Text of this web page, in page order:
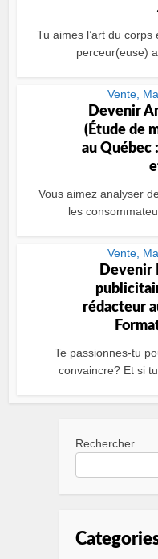
Tu aimes l’art du
perceur(euse)
Vente,
Devenir
(Étude de
au Québec
Vous aimez analyser
les
Vente,
Devenir
rédacteur
Te passionnes-tu
convaincre? Et si
Rechercher